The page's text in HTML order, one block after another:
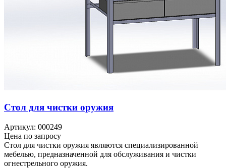
Стол для чистки оружия
Артикул: 000249
Цена по запросу
Стол для чистки оружия являются специализированной
мебелью, предназначенной для обслуживания и чистки
огнестрельного оружия.